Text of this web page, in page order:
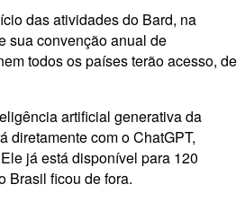
das atividades do Bard, na
sua convenção anual de
todos os países terão acesso, de
artificial generativa da
diretamente com o ChatGPT,
já está disponível para 120
Brasil ficou de fora.